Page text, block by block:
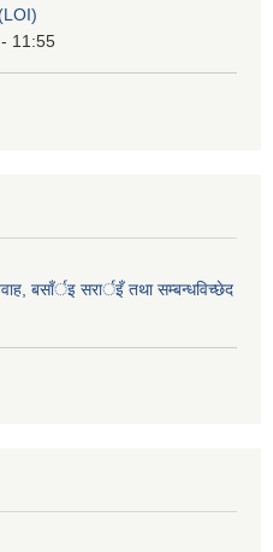
11:55
बसाँर्इ सरार्इँ तथा सम्बन्धविच्छेद